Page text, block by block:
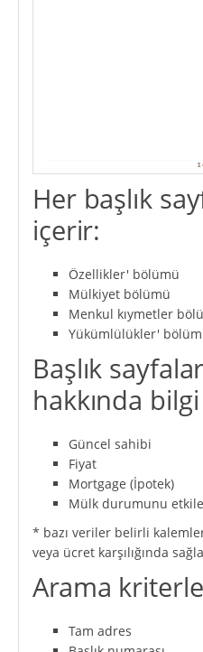
Her başlık
içerir:
Özellikler' bölümü
Mülkiyet bölümü
Menkul kıymetler
Yükümlülükler'
Başlık
hakkında
Güncel sahibi
Fiyat
Mortgage (İpotek)
Mülk durumunu
* bazı veriler belirli
veya ücret karşılığında
Arama
Tam adres